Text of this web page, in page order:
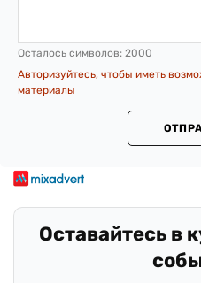
Осталось символов: 2000
Авторизуйтесь, чтобы иметь
материалы
Оставайтесь в